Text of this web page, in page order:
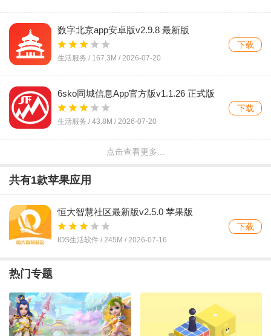
数字北京app安卓版v2.9.8 最新版
生活服务 / 167.3M / 2026-07-20
下载
6sko同城信息App官方版v1.1.26 正式版
生活服务 / 43.8M / 2026-07-20
下载
渭南社区最新版v1.0.7 安卓版
生活服务 /
Syrmos雅典铁路实时发车查询工具v1.2.0
官方版
下载
生活服务 /35.6M/2026-07-18
点击查看更多...
共有1款苹果应用
恒大智慧社区最新版v2.5.0 苹果版
IOS生活软件 / 245M / 2026-07-16
下载
热门专题